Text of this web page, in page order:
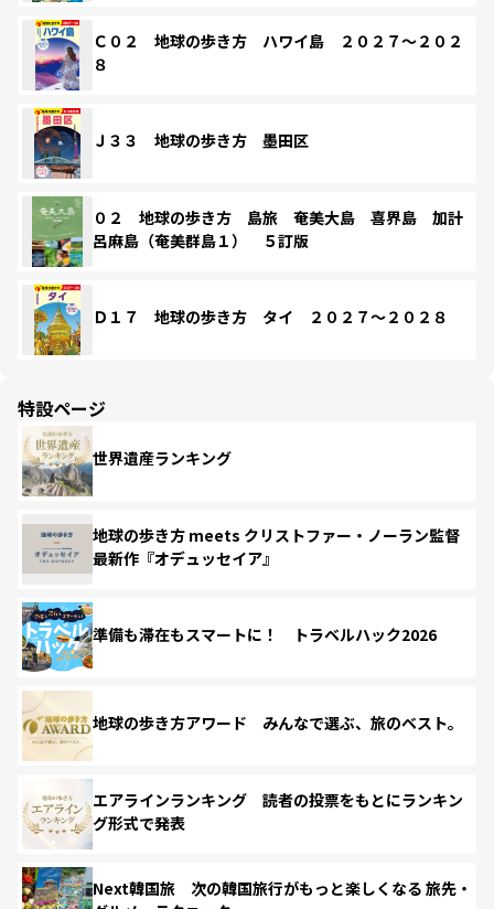
Ｃ０２ 地球の歩き方 ハワイ島 ２０２７～２０２
８
Ｊ３３ 地球の歩き方 墨田区
０２ 地球の歩き方 島旅 奄美大島 喜界島 加計
呂麻島（奄美群島１） ５訂版
Ｄ１７ 地球の歩き方 タイ ２０２７～２０２８
特設ページ
世界遺産ランキング
地球の歩き方 meets クリストファー・ノーラン監督
最新作『オデュッセイア』
準備も滞在もスマートに！ トラベルハック2026
地球の歩き方アワード みんなで選ぶ、旅のベスト。
エアラインランキング 読者の投票をもとにランキン
グ形式で発表
Next韓国旅 次の韓国旅行がもっと楽しくなる 旅先・